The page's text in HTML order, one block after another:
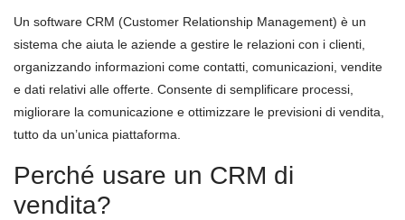
Un software CRM (Customer Relationship Management) è un
sistema che aiuta le aziende a gestire le relazioni con i clienti,
organizzando informazioni come contatti, comunicazioni, vendite
e dati relativi alle offerte. Consente di semplificare processi,
migliorare la comunicazione e ottimizzare le previsioni di vendita,
tutto da un’unica piattaforma.
Perché usare un CRM di
vendita?